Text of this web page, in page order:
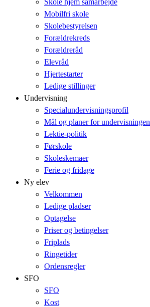
Mobilfri skole
Skolebestyrelsen
Forældrekreds
Forældreråd
Elevråd
Hjertestarter
Ledige stillinger
Undervisning
Specialundervisningsprofil
Mål og planer for undervisningen
Lektie-politik
Førskole
Skoleskemaer
Ferie og fridage
Ny elev
Velkommen
Ledige pladser
Optagelse
Priser og betingelser
Friplads
Ringetider
Ordensregler
SFO
SFO
Kost